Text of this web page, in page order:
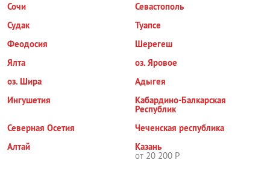
Сочи
Севастополь
Судак
Туапсе
Феодосия
Шерегеш
Ялта
оз. Яровое
оз. Шира
Адыгея
Ингушетия
Кабардино-Балкарская
Республик
Северная Осетия
Чеченская республика
Алтай
Казань
от 20 200 Р